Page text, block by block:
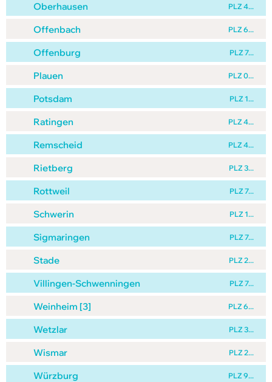
Oberhausen PLZ 4...
Offenbach PLZ 6...
Offenburg PLZ 7...
Plauen PLZ 0...
Potsdam PLZ 1...
Ratingen PLZ 4...
Remscheid PLZ 4...
Rietberg PLZ 3...
Rottweil PLZ 7...
Schwerin PLZ 1...
Sigmaringen PLZ 7...
Stade PLZ 2...
Villingen-Schwenningen PLZ 7...
Weinheim [3] PLZ 6...
Wetzlar PLZ 3...
Wismar PLZ 2...
Würzburg PLZ 9...